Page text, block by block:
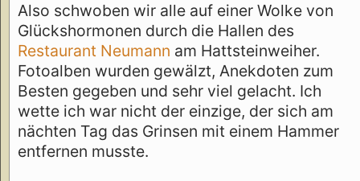
Also schwoben wir alle auf einer Wolke von
Glückshormonen durch die Hallen des
Restaurant Neumann am Hattsteinweiher.
Fotoalben wurden gewälzt, Anekdoten zum
Besten gegeben und sehr viel gelacht. Ich
wette ich war nicht der einzige, der sich am
nächten Tag das Grinsen mit einem Hammer
entfernen musste.